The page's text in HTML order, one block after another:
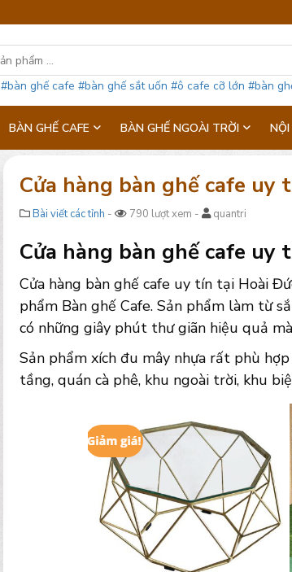
#bàn ghế cafe #bàn ghế sắt uốn #ô cafe cỡ lớn #bàn
BÀN GHẾ CAFE BÀN GHẾ NGOÀI TRỜI
Cửa hàng bàn ghế cafe
Bài viết các tỉnh - 790 lượt xem - quantri
Cửa hàng bàn ghế cafe
Cửa hàng bàn ghế cafe uy tín tại Hoài
phẩm Bàn ghế Cafe. Sản phẩm làm từ
có những giây phút thư giãn hiệu quả
Sản phẩm xích đu mây nhựa rất phù hợp
tầng, quán cà phê, khu ngoài trời, khu